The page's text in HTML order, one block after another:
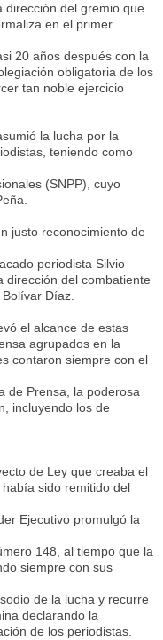
dirección del gremio que
en el primer
20 años después con la
obligatoria de los
tan noble ejercicio
la lucha por la
teniendo como
(SNPP), cuyo
justo reconocimiento de
periodista Silvio
dirección del combatiente
Díaz.
el alcance de estas
agrupados en la
contaron siempre con el
de Prensa, la poderosa
incluyendo los de
de Ley que creaba el
sido remitido del
Ejecutivo promulgó la
148, al tiempo que la
siempre con sus
de la lucha y recurre
declarando la
de los periodistas.